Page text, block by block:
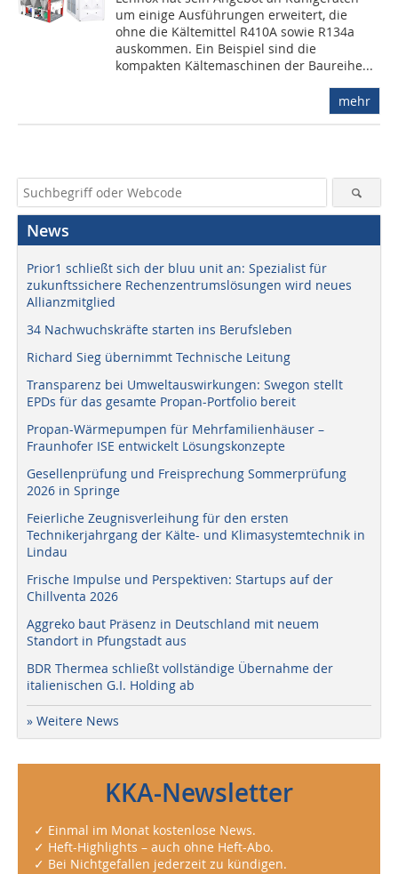
um einige Ausführungen erweitert, die
ohne die Kältemittel R410A sowie R134a
auskommen. Ein Beispiel sind die
kompakten Kältemaschinen der Baureihe...
mehr
News
Prior1 schließt sich der bluu unit an: Spezialist für
zukunftssichere Rechenzentrumslösungen wird neues
Allianzmitglied
34 Nachwuchskräfte starten ins Berufsleben
Richard Sieg übernimmt Technische Leitung
Transparenz bei Umweltauswirkungen: Swegon stellt
EPDs für das gesamte Propan-Portfolio bereit
Propan-Wärmepumpen für Mehrfamilienhäuser –
Fraunhofer ISE entwickelt Lösungskonzepte
Gesellenprüfung und Freisprechung Sommerprüfung
2026 in Springe
Feierliche Zeugnisverleihung für den ersten
Technikerjahrgang der Kälte- und Klimasystemtechnik in
Lindau
Frische Impulse und Perspektiven: Startups auf der
Chillventa 2026
Aggreko baut Präsenz in Deutschland mit neuem
Standort in Pfungstadt aus
BDR Thermea schließt vollständige Übernahme der
italienischen G.I. Holding ab
» Weitere News
KKA-Newsletter
✓ Einmal im Monat kostenlose News.
✓ Heft-Highlights – auch ohne Heft-Abo.
✓ Bei Nichtgefallen jederzeit zu kündigen.